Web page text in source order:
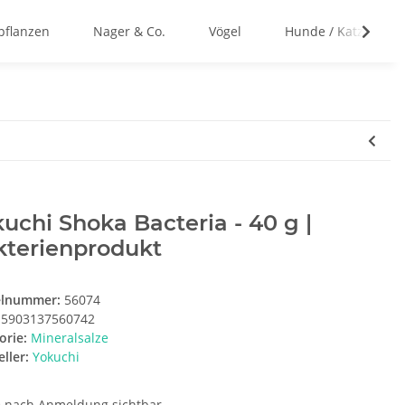
Nager & Co. Vögel Hunde / Katzen
Shoka Bacteria - 40 g |
56074
5903137560742
Mineralsalze
Yokuchi